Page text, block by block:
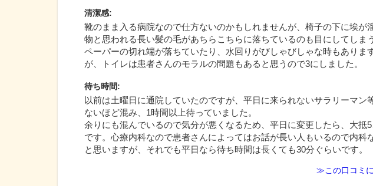
清潔感:
靴のまま入る病院なので仕方ないのかもしれませんが、椅子の下に埃が
物と思われる長い髪の毛があちらこちらに落ちているのも目にしてしま
ペーパーの切れ端が落ちていたり、水回りがびしゃびしゃな時もありま
が、トイレは患者さんのモラルの問題もあると思うので3にしました。
待ち時間:
以前は土曜日に通院していたのですが、平日に来られないサラリーマン
ないほど混み、1時間以上待っていました。
余りにも混んでいるので気分が悪くなるため、平日に変更したら、大抵
です。心療内科なので患者さんによってはお話が長い人もいるので内科
と思いますが、それでも平日なら待ち時間は長くても30分ぐらいです。
≫この口コミ